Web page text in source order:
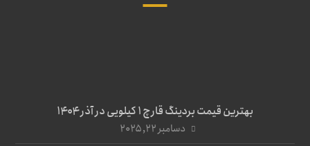
بهترین قیمت بردینگ قارچ 1 کیلویی در آذر ۱۴۰۴
دسامبر ۲۲, ۲۰۲۵